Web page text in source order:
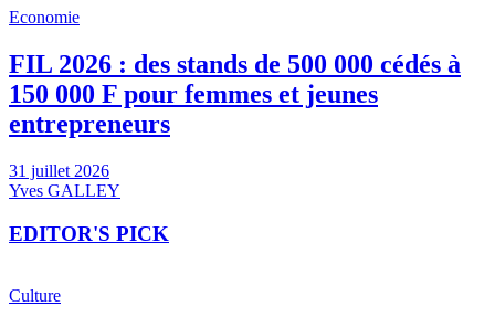
Economie
FIL 2026 : des stands de 500 000 cédés à
150 000 F pour femmes et jeunes
entrepreneurs
31 juillet 2026
Yves GALLEY
EDITOR'S PICK
Culture